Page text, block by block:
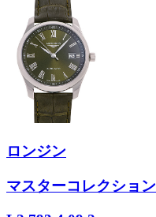
ロンジン
マスターコレクション